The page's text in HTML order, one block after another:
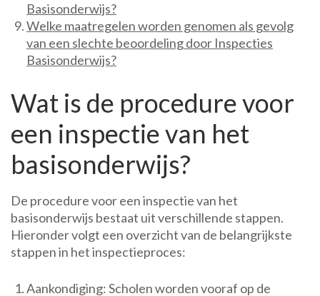
Basisonderwijs?
Welke maatregelen worden genomen als gevolg
van een slechte beoordeling door Inspecties
Basisonderwijs?
Wat is de procedure voor
een inspectie van het
basisonderwijs?
De procedure voor een inspectie van het
basisonderwijs bestaat uit verschillende stappen.
Hieronder volgt een overzicht van de belangrijkste
stappen in het inspectieproces:
Aankondiging: Scholen worden vooraf op de